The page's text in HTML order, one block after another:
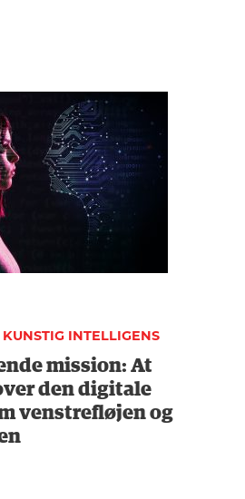
INTELLIGENS
mission: At
den digitale
venstrefløjen og